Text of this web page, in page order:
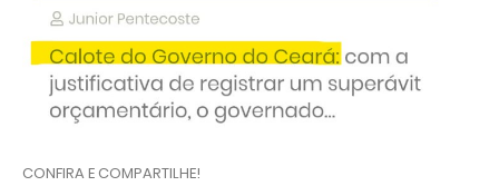
CONFIRA E COMPARTILHE!